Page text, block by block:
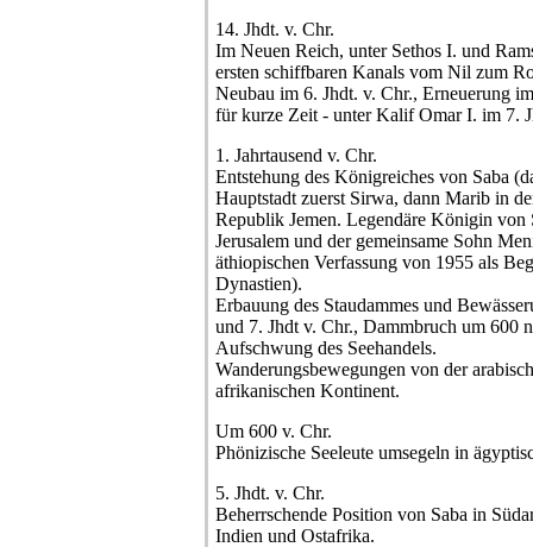
14. Jhdt. v. Chr.
Im Neuen Reich, unter Sethos I. und
ersten schiffbaren Kanals vom Nil zum
Neubau im 6. Jhdt. v. Chr., Erneuerung
für kurze Zeit - unter Kalif Omar I. im 7.
1. Jahrtausend v. Chr.
Entstehung des Königreiches von Saba
Hauptstadt zuerst Sirwa, dann Marib in
Republik Jemen. Legendäre Königin von
Jerusalem und der gemeinsame Sohn
äthiopischen Verfassung von 1955 als
Dynastien).
Erbauung des Staudammes und
und 7. Jhdt v. Chr., Dammbruch um 600
Aufschwung des Seehandels.
Wanderungsbewegungen von der
afrikanischen Kontinent.
Um 600 v. Chr.
Phönizische Seeleute umsegeln in
5. Jhdt. v. Chr.
Beherrschende Position von Saba in
Indien und Ostafrika.